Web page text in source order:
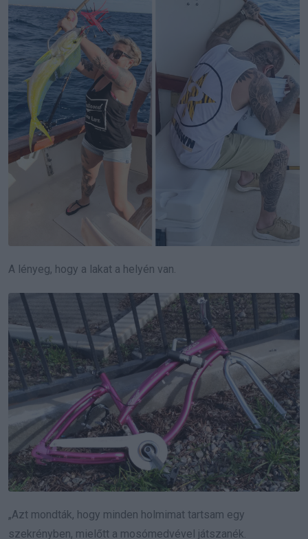
A lényeg, hogy a lakat a helyén van.
„Azt mondták, hogy minden holmimat tartsam egy
szekrényben, mielőtt a mosómedvével játszanék.